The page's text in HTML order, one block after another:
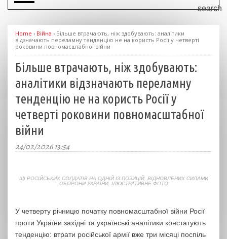
Home › Війна › Більше втрачають, ніж здобувають: аналітики
відзначають переламну тенденцію не на користь Росії у четверті
роковини повномасштабної війни
Більше втрачають, ніж здобувають:
аналітики відзначають переламну
тенденцію не на користь Росії у
четверті роковини повномасштабної
війни
24/02/2026 13:54
ЩІ РОСІЙСЬКИХ СОЛДАТІВ НА ОДНІЙ ІЗ ПОЗИЦІЙ, ВІДНОВЛЕНИХ СИЛАМИ
ОБОРОНИ УКРАЇНИ. ІЛЮСТРАТИВНЕ ФОТО
У четверту річницю початку повномасштабної війни Росії
проти України західні та українські аналітики констатують
тенденцію: втрати російської армії вже три місяці поспіль